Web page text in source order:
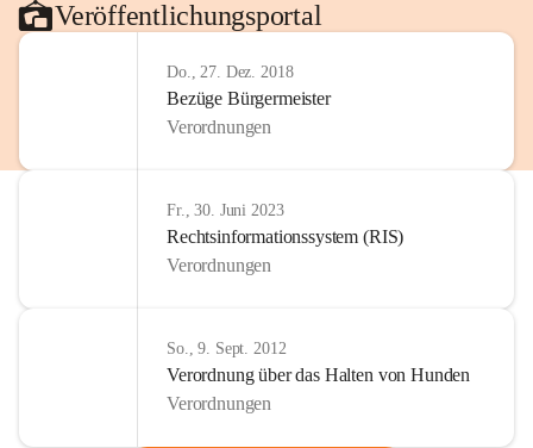
Veröffentlichungsportal
Do., 27. Dez. 2018
Bezüge Bürgermeister
Verordnungen
Fr., 30. Juni 2023
Rechtsinformationssystem (RIS)
Verordnungen
So., 9. Sept. 2012
Verordnung über das Halten von Hunden
Verordnungen